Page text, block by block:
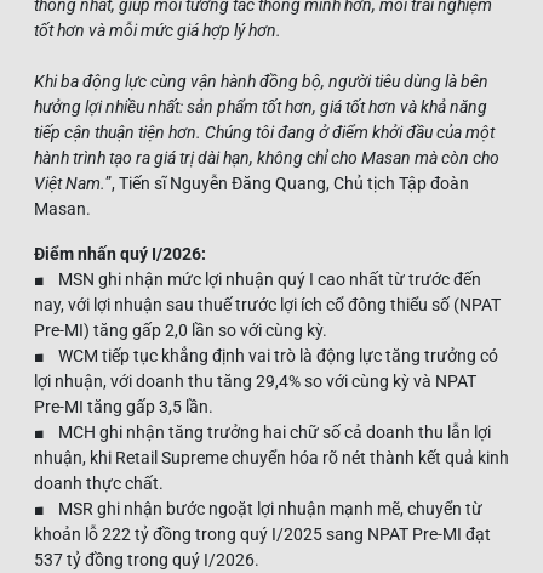
thống nhất, giúp mỗi tương tác thông minh hơn, mỗi trải nghiệm
tốt hơn và mỗi mức giá hợp lý hơn.
Khi ba động lực cùng vận hành đồng bộ, người tiêu dùng là bên
hưởng lợi nhiều nhất: sản phẩm tốt hơn, giá tốt hơn và khả năng
tiếp cận thuận tiện hơn. Chúng tôi đang ở điểm khởi đầu của một
hành trình tạo ra giá trị dài hạn, không chỉ cho Masan mà còn cho
Việt Nam.”, Tiến sĩ Nguyễn Đăng Quang, Chủ tịch Tập đoàn
Masan.
Điểm nhấn quý I/2026:
■ MSN ghi nhận mức lợi nhuận quý I cao nhất từ trước đến
nay, với lợi nhuận sau thuế trước lợi ích cổ đông thiểu số (NPAT
Pre-MI) tăng gấp 2,0 lần so với cùng kỳ.
■ WCM tiếp tục khẳng định vai trò là động lực tăng trưởng có
lợi nhuận, với doanh thu tăng 29,4% so với cùng kỳ và NPAT
Pre-MI tăng gấp 3,5 lần.
■ MCH ghi nhận tăng trưởng hai chữ số cả doanh thu lẫn lợi
nhuận, khi Retail Supreme chuyển hóa rõ nét thành kết quả kinh
doanh thực chất.
■ MSR ghi nhận bước ngoặt lợi nhuận mạnh mẽ, chuyển từ
khoản lỗ 222 tỷ đồng trong quý I/2025 sang NPAT Pre-MI đạt
537 tỷ đồng trong quý I/2026.